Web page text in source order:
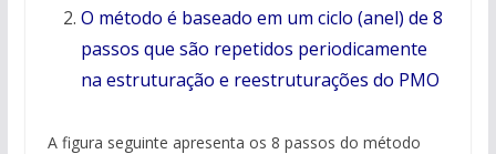
O método é baseado em um ciclo (anel) de 8
passos que são repetidos periodicamente
na estruturação e reestruturações do PMO
A figura seguinte apresenta os 8 passos do método